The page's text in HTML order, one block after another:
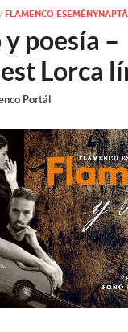
/ FLAMENCO
poesía –
Lorca
Portál